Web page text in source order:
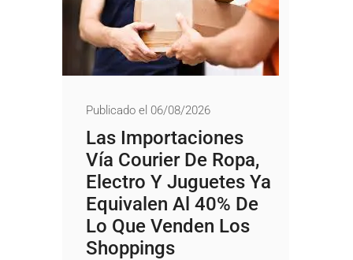
Publicado el 06/08/2026
Las Importaciones
Vía Courier De Ropa,
Electro Y Juguetes Ya
Equivalen Al 40% De
Lo Que Venden Los
Shoppings